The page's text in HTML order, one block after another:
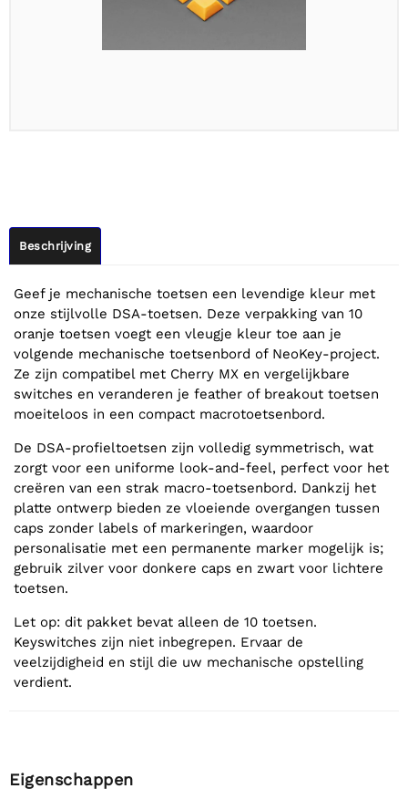
Beschrijving
Geef je mechanische toetsen een levendige kleur met
onze stijlvolle DSA-toetsen. Deze verpakking van 10
oranje toetsen voegt een vleugje kleur toe aan je
volgende mechanische toetsenbord of NeoKey-project.
Ze zijn compatibel met Cherry MX en vergelijkbare
switches en veranderen je feather of breakout toetsen
moeiteloos in een compact macrotoetsenbord.
De DSA-profieltoetsen zijn volledig symmetrisch, wat
zorgt voor een uniforme look-and-feel, perfect voor het
creëren van een strak macro-toetsenbord. Dankzij het
platte ontwerp bieden ze vloeiende overgangen tussen
caps zonder labels of markeringen, waardoor
personalisatie met een permanente marker mogelijk is;
gebruik zilver voor donkere caps en zwart voor lichtere
toetsen.
Let op: dit pakket bevat alleen de 10 toetsen.
Keyswitches zijn niet inbegrepen. Ervaar de
veelzijdigheid en stijl die uw mechanische opstelling
verdient.
Eigenschappen